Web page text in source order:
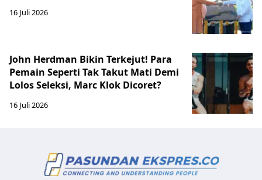
16 Juli 2026
John Herdman Bikin Terkejut! Para
Pemain Seperti Tak Takut Mati Demi
Lolos Seleksi, Marc Klok Dicoret?
16 Juli 2026